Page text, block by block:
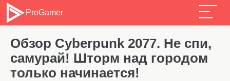
ProGamer
Обзор Cyberpunk 2077. Не спи,
самурай! Шторм над городом
только начинается!